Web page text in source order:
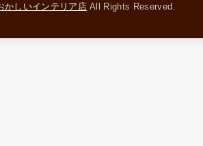
かしいインテリア店All Rights Reserved.